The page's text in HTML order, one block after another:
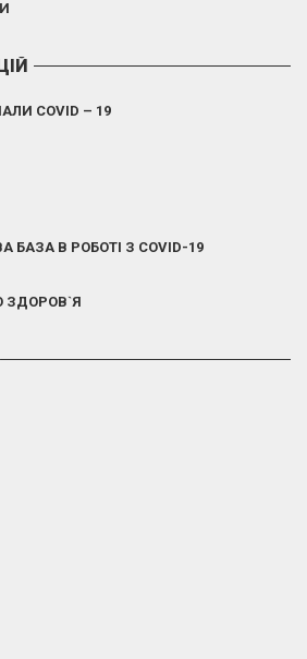
COVID – 19
В РОБОТІ З COVID-19
ЗДОРОВ`Я